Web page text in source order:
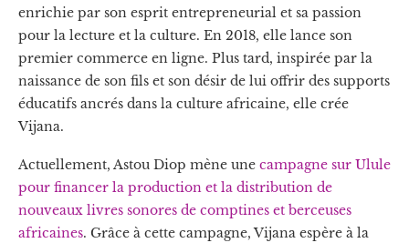
enrichie par son esprit entrepreneurial et sa passion
pour la lecture et la culture. En 2018, elle lance son
premier commerce en ligne. Plus tard, inspirée par la
naissance de son fils et son désir de lui offrir des supports
éducatifs ancrés dans la culture africaine, elle crée
Vijana.
Actuellement, Astou Diop mène une campagne sur Ulule
pour financer la production et la distribution de
nouveaux livres sonores de comptines et berceuses
africaines. Grâce à cette campagne, Vijana espère à la